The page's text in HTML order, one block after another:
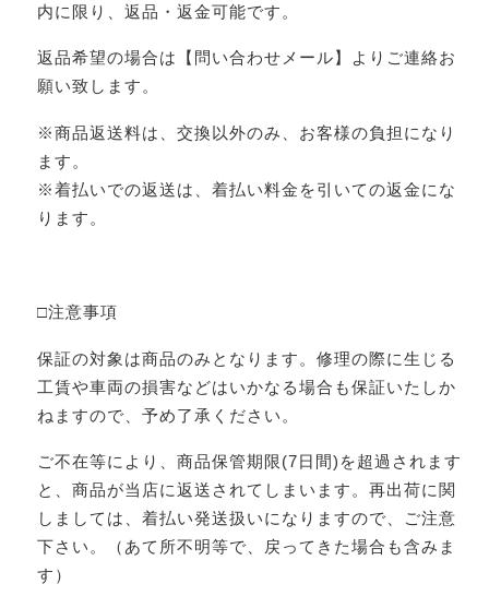
内に限り、返品・返金可能です。
返品希望の場合は【問い合わせメール】よりご連絡お
願い致します。
※商品返送料は、交換以外のみ、お客様の負担になり
ます。
※着払いでの返送は、着払い料金を引いての返金にな
ります。
□注意事項
保証の対象は商品のみとなります。修理の際に生じる
工賃や車両の損害などはいかなる場合も保証いたしか
ねますので、予め了承ください。
ご不在等により、商品保管期限(7日間)を超過されます
と、商品が当店に返送されてしまいます。再出荷に関
しましては、着払い発送扱いになりますので、ご注意
下さい。（あて所不明等で、戻ってきた場合も含みま
す）